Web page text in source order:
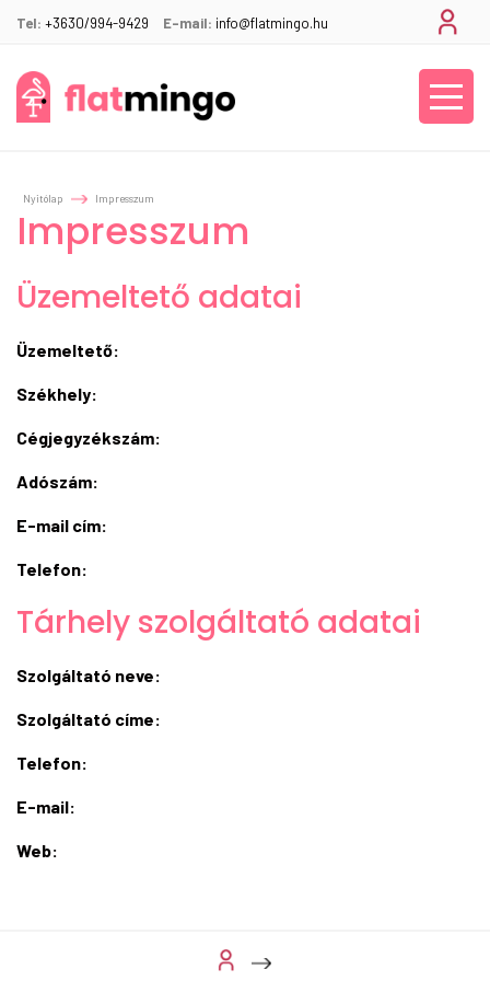
Tel: +3630/994-9429 E-mail: info@flatmingo.hu
Nyitólap Impresszum
Impresszum
Üzemeltető adatai
Üzemeltető:
Székhely:
Cégjegyzékszám:
Adószám:
E-mail cím:
Telefon:
Tárhely szolgáltató adatai
Szolgáltató neve:
Szolgáltató címe:
Telefon:
E-mail:
Web: